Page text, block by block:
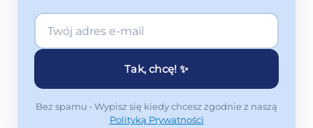
Tak, chcę! ✨
Bez spamu • Wypisz się kiedy chcesz zgodnie z naszą
Polityką Prywatności